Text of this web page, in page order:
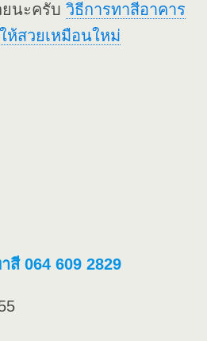
ยนะครับ วิธีการทาสีอาคาร
ห้สวยเหมือนใหม่
สี 064 609 2829